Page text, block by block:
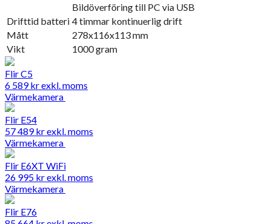
Bildöverföring till PC via USB
Drifttid batteri 4 timmar kontinuerlig drift
Mått
278x116x113 mm
Vikt
1000 gram
Flir C5
6 589krexkl. moms
Värmekamera
Flir E54
57 489krexkl. moms
Värmekamera
Flir E6XT WiFi
26 995 krexkl. moms
Värmekamera
Flir E76